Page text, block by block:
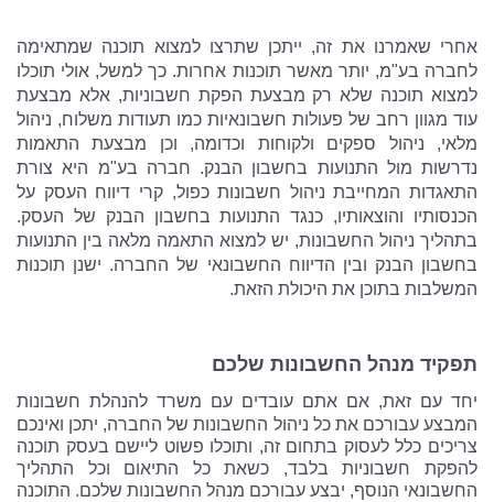
אחרי שאמרנו את זה, ייתכן שתרצו למצוא תוכנה שמתאימה
לחברה בע"מ, יותר מאשר תוכנות אחרות. כך למשל, אולי תוכלו
למצוא תוכנה שלא רק מבצעת הפקת חשבוניות, אלא מבצעת
עוד מגוון רחב של פעולות חשבונאיות כמו תעודות משלוח, ניהול
מלאי, ניהול ספקים ולקוחות וכדומה, וכן מבצעת התאמות
נדרשות מול התנועות בחשבון הבנק. חברה בע"מ היא צורת
התאגדות המחייבת ניהול חשבונות כפול, קרי דיווח העסק על
הכנסותיו והוצאותיו, כנגד התנועות בחשבון הבנק של העסק.
בתהליך ניהול החשבונות, יש למצוא התאמה מלאה בין התנועות
בחשבון הבנק ובין הדיווח החשבונאי של החברה. ישנן תוכנות
המשלבות בתוכן את היכולת הזאת.
תפקיד מנהל החשבונות שלכם
יחד עם זאת, אם אתם עובדים עם משרד להנהלת חשבונות
המבצע עבורכם את כל ניהול החשבונות של החברה, יתכן ואינכם
צריכים כלל לעסוק בתחום זה, ותוכלו פשוט ליישם בעסק תוכנה
להפקת חשבוניות בלבד, כשאת כל התיאום וכל התהליך
החשבונאי הנוסף, יבצע עבורכם מנהל החשבונות שלכם. התוכנה